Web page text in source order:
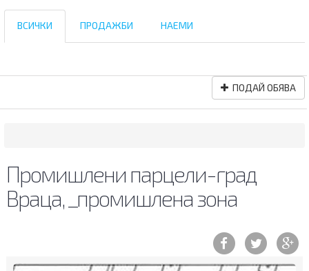
ВСИЧКИ ПРОДАЖБИ НАЕМИ
ПОДАЙ ОБЯВА
Промишлени парцели-град
Враца, _промишлена зона